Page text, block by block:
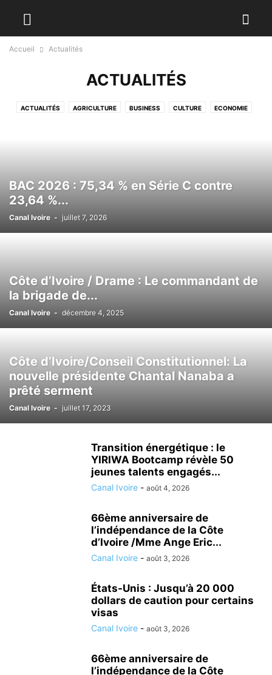
Accueil Actualités
ACTUALITÉS
ACTUALITÉS AGRICULTURE BUSINESS CULTURE ECONOMIE
BAC 2026 : 75,34 % en Série C contre
23,64 %...
Canal Ivoire - juillet 7, 2026
Côte d’Ivoire / Drame : Le commandant de
la brigade de...
Canal Ivoire - décembre 4, 2025
Côte d’Ivoire/Conseil Constitutionnel: La
nouvelle présidente Chantal Nanaba a
prêté serment
Canal Ivoire - juillet 17, 2023
Transition énergétique : le
YIRIWA Bootcamp révèle 50
jeunes talents engagés...
Canal Ivoire - août 4, 2026
66ème anniversaire de
l’indépendance de la Côte
d’Ivoire /Mme Ange Eric...
Canal Ivoire - août 3, 2026
États-Unis : Jusqu’à 20 000
dollars de caution pour certains
visas
Canal Ivoire - août 3, 2026
66ème anniversaire de
l’indépendance de la Côte